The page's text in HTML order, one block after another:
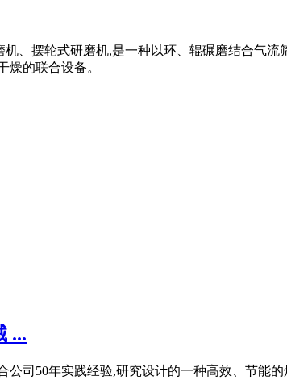
、摆轮式研磨机,是一种以环、辊碾磨结合气
的联合设备。
...
司50年实践经验,研究设计的一种高效、节能